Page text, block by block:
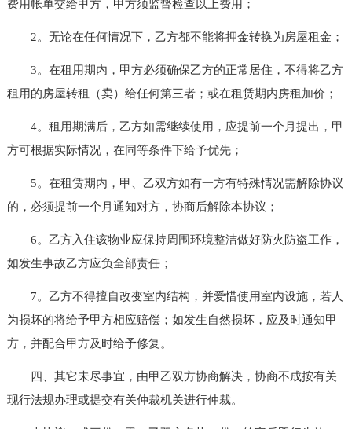
费用帐单交给甲方，甲方须监督检查以上费用；
2。无论在任何情况下，乙方都不能将押金转换为房屋租金；
3。在租用期内，甲方必须确保乙方的正常居住，不得将乙方
租用的房屋转租（卖）给任何第三者；或在租赁期内房租加价；
4。租用期满后，乙方如需继续使用，应提前一个月提出，甲
方可根据实际情况，在同等条件下给予优先；
5。在租赁期内，甲、乙双方如有一方有特殊情况需解除协议
的，必须提前一个月通知对方，协商后解除本协议；
6。乙方入住该物业应保持周围环境整洁做好防火防盗工作，
如发生事故乙方应负全部责任；
7。乙方不得擅自改变室内结构，并爱惜使用室内设施，若人
为损坏的将给予甲方相应赔偿；如发生自然损坏，应及时通知甲
方，并配合甲方及时给予修复。
四、其它未尽事宜，由甲乙双方协商解决，协商不成按有关
现行法规办理或提交有关仲裁机关进行仲裁。